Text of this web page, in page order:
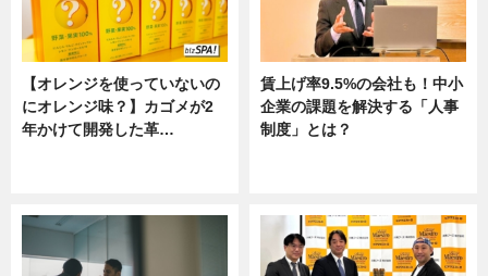
【オレンジを使っていないの
にオレンジ味？】カゴメが2
年かけて開発した革…
賃上げ率9.5%の会社も！中小
企業の課題を解決する「人事
制度」とは？